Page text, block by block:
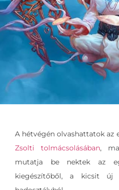
A hétvégén olvashattatok az
Zsolti tolmácsolásában,
mutatja be nektek az
kiegészítőből, a kicsit új